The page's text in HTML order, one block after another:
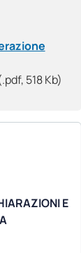
518 Kb)
E